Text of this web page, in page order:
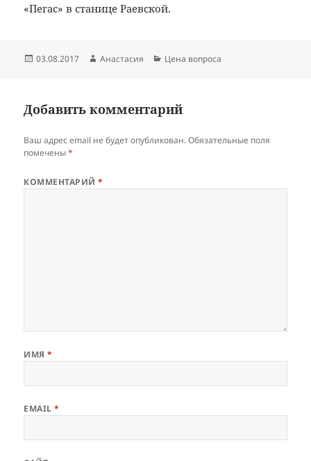
«Пегас» в станице Раевской.
Опубликовано
03.08.2017 Автор
Анастасия Рубрики
Цена вопроса
Добавить комментарий
Ваш адрес email не будет опубликован. Обязательные поля
помечены*
КОММЕНТАРИЙ*
ИМЯ*
EMAIL*